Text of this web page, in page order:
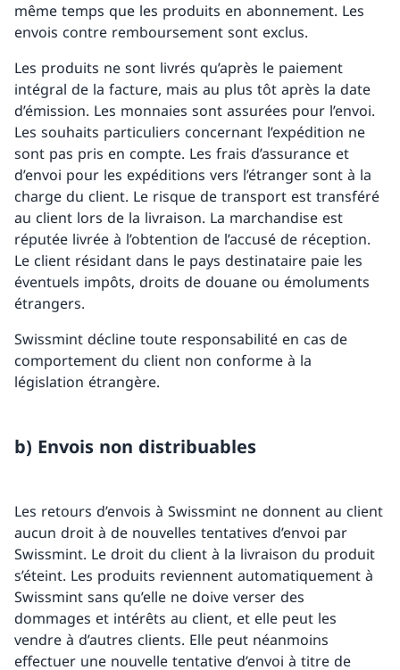
même temps que les produits en abonnement. Les
envois contre remboursement sont exclus.
Les produits ne sont livrés qu’après le paiement
intégral de la facture, mais au plus tôt après la date
d’émission. Les monnaies sont assurées pour l’envoi.
Les souhaits particuliers concernant l’expédition ne
sont pas pris en compte. Les frais d’assurance et
d’envoi pour les expéditions vers l’étranger sont à la
charge du client. Le risque de transport est transféré
au client lors de la livraison. La marchandise est
réputée livrée à l’obtention de l’accusé de réception.
Le client résidant dans le pays destinataire paie les
éventuels impôts, droits de douane ou émoluments
étrangers.
Swissmint décline toute responsabilité en cas de
comportement du client non conforme à la
législation étrangère.
b) Envois non distribuables
Les retours d’envois à Swissmint ne donnent au client
aucun droit à de nouvelles tentatives d’envoi par
Swissmint. Le droit du client à la livraison du produit
s’éteint. Les produits reviennent automatiquement à
Swissmint sans qu’elle ne doive verser des
dommages et intérêts au client, et elle peut les
vendre à d’autres clients. Elle peut néanmoins
effectuer une nouvelle tentative d’envoi à titre de